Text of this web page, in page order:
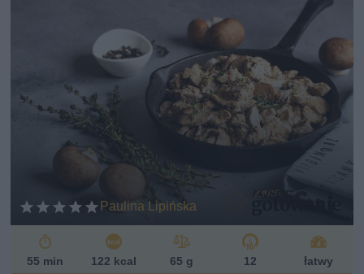
Paulina Lipińska
55 min 122 kcal 65 g 12 łatwy